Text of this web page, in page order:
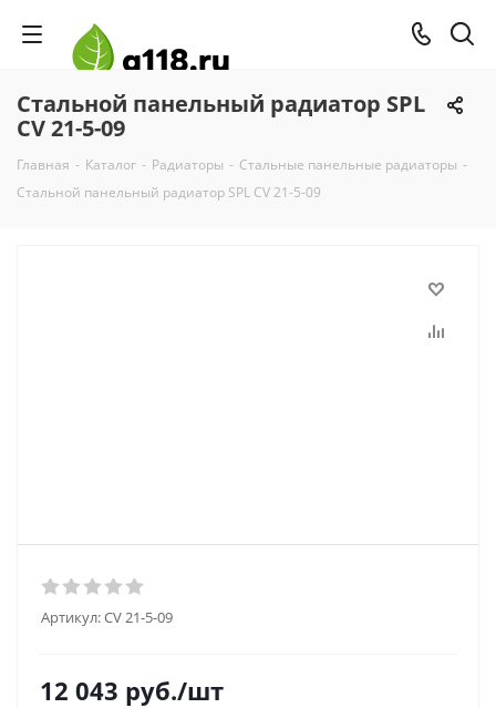
Стальной панельный радиатор SPL
CV 21-5-09
Главная - Каталог - Радиаторы - Стальные панельные радиаторы -
Стальной панельный радиатор SPL CV 21-5-09
Артикул:CV 21-5-09
12 043 руб./шт